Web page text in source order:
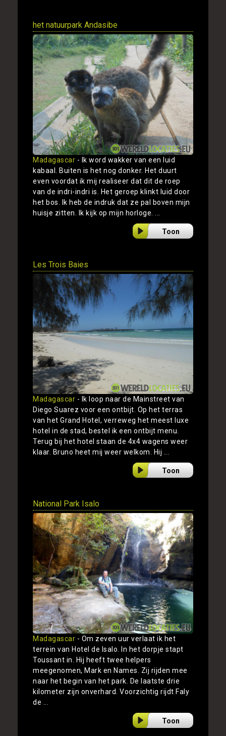
het natuurpark Andasibe
Madagascar - Ik word wakker van een luid
kabaal. Buiten is het nog donker. Het duurt
even voordat ik mij realiseer dat dit de roep
van de indri-indri is. Het geroep klinkt luid door
het bos. Ik heb de indruk dat ze pal boven mijn
huisje zitten. Ik kijk op mijn horloge. ...
Toon
Les Trois Baies
Madagascar - Ik loop naar de Mainstreet van
Diego Suarez voor een ontbijt. Op het terras
van het Grand Hotel, verreweg het meest luxe
hotel in de stad, bestel ik een ontbijt menu.
Terug bij het hotel staan de 4x4 wagens weer
klaar. Bruno heet mij weer welkom. Hij ...
Toon
National Park Isalo
Madagascar - Om zeven uur verlaat ik het
terrein van Hotel de Isalo. In het dorpje stapt
Toussant in. Hij heeft twee helpers
meegenomen, Mark en Names. Zij rijden mee
naar het begin van het park. De laatste drie
kilometer zijn onverhard. Voorzichtig rijdt Faly
de ...
Toon